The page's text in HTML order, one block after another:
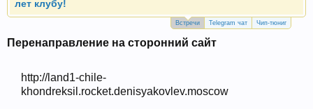
Внимание, новые участники нашего клуба!
Основное общение происходит вTelegram-чате.
Встречи Telegram чат Чип-тюниг
Перенаправление на сторонний сайт
http://land1-chile-
khondreksil.rocket.denisyakovlev.moscow